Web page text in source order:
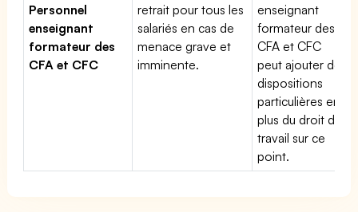
Personnel
enseignant
formateur des
CFA et CFC
retrait pour tous les
salariés en cas de
menace grave et
imminente.
enseignant
formateur des
CFA et CFC
peut ajouter des
dispositions
particulières en
plus du droit du
travail sur ce
point.